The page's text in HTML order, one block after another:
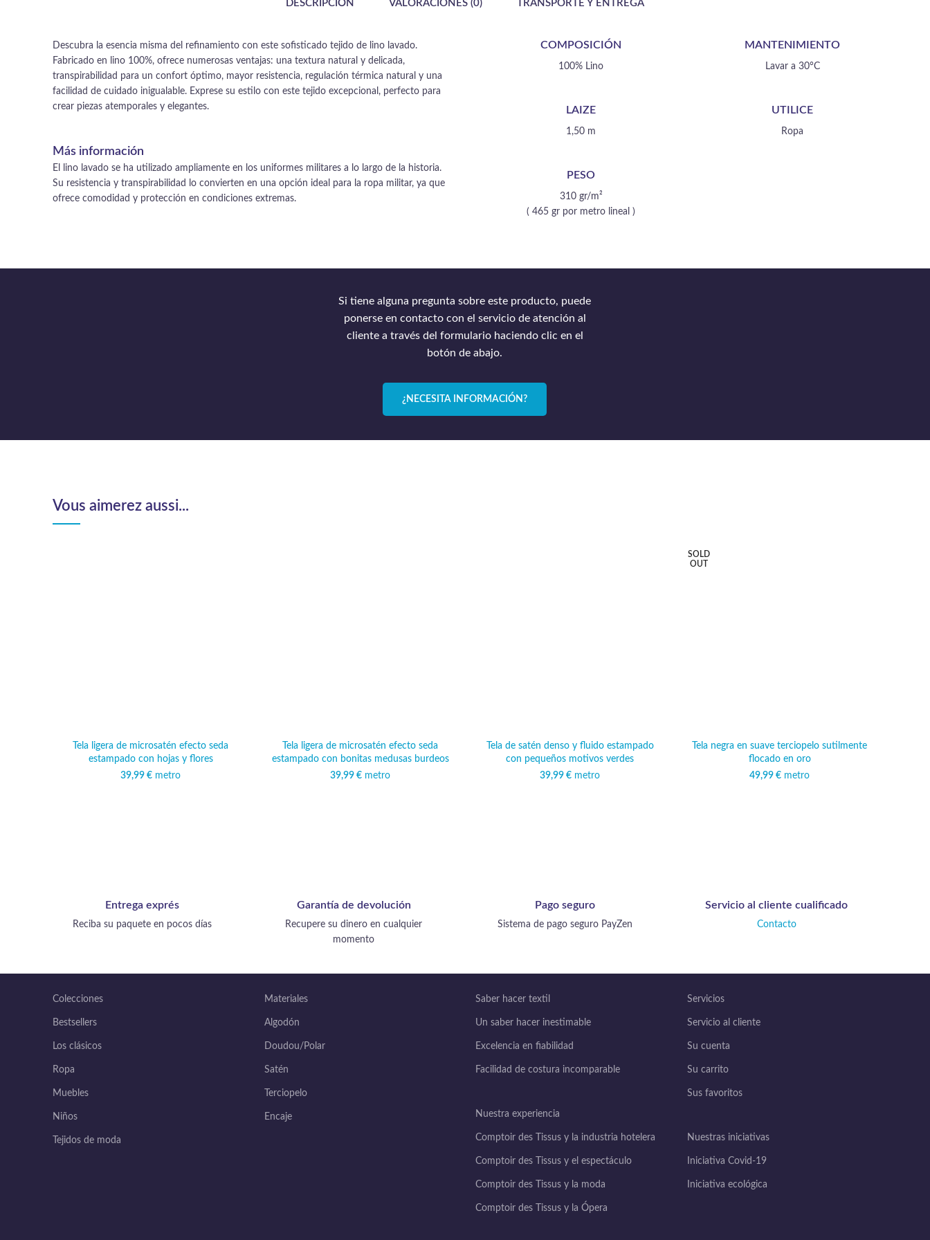
DESCRIPCIÓN VALORACIONES (0) TRANSPORTE Y ENTREGA
Descubra la esencia misma del refinamiento con este sofisticado tejido de lino lavado.
Fabricado en lino 100%, ofrece numerosas ventajas: una textura natural y delicada,
transpirabilidad para un confort óptimo, mayor resistencia, regulación térmica natural y una
facilidad de cuidado inigualable. Exprese su estilo con este tejido excepcional, perfecto para
crear piezas atemporales y elegantes.
Más información
El lino lavado se ha utilizado ampliamente en los uniformes militares a lo largo de la historia.
Su resistencia y transpirabilidad lo convierten en una opción ideal para la ropa militar, ya que
ofrece comodidad y protección en condiciones extremas.
COMPOSICIÓN
100% Lino
LAIZE
1,50 m
PESO
310 gr/m²
( 465 gr por metro lineal )
MANTENIMIENTO
Lavar a 30°C
UTILICE
Ropa
Si tiene alguna pregunta sobre este producto, puede
ponerse en contacto con el servicio de atención al
cliente a través del formulario haciendo clic en el
botón de abajo.
¿NECESITA INFORMACIÓN?
Vous aimerez aussi...
Tela ligera de microsatén efecto seda
estampado con hojas y flores
39,99 € metro
Tela ligera de microsatén efecto seda
estampado con bonitas medusas burdeos
39,99 € metro
Tela de satén denso y fluido estampado
con pequeños motivos verdes
39,99 € metro
SOLD
OUT
Tela negra en suave terciopelo sutilmente
flocado en oro
49,99 € metro
Entrega exprés
Reciba su paquete en pocos días
Garantía de devolución
Recupere su dinero en cualquier
momento
Pago seguro
Sistema de pago seguro PayZen
Servicio al cliente cualificado
Contacto
Colecciones
Bestsellers
Los clásicos
Ropa
Muebles
Niños
Tejidos de moda
Materiales
Algodón
Doudou/Polar
Satén
Terciopelo
Encaje
Saber hacer textil
Un saber hacer inestimable
Excelencia en fiabilidad
Facilidad de costura incomparable
Nuestra experiencia
Comptoir des Tissus y la industria hotelera
Comptoir des Tissus y el espectáculo
Comptoir des Tissus y la moda
Comptoir des Tissus y la Ópera
Servicios
Servicio al cliente
Su cuenta
Su carrito
Sus favoritos
Nuestras iniciativas
Iniciativa Covid-19
Iniciativa ecológica